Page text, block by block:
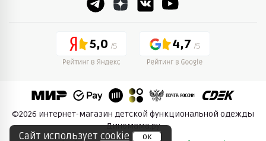
5,0 4,7
©2026 интернет-магазин детской функциональной одежды
Диномама.ру
Сайт использует cookie ок